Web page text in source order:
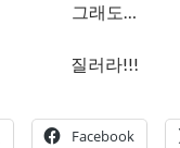
그래도…
질러라!!!
Facebook